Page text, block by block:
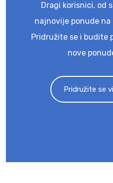
Dragi korisnici, od
najnovije ponude na
Pridružite se i budite
nove
Pridružite se